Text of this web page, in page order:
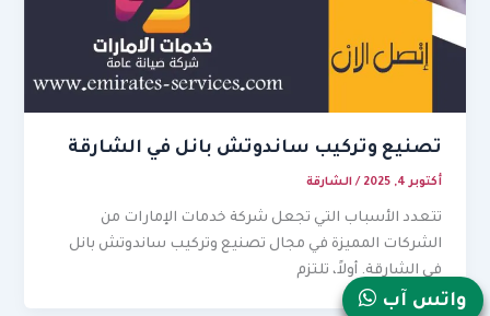
تصنيع وتركيب ساندوتش بانل في الشارقة
أكتوبر 4, 2025 /الشارقة
تتعدد الأسباب التي تجعل شركة خدمات الإمارات من
الشركات المميزة في مجال تصنيع وتركيب ساندوتش بانل
في الشارقة. أولاً، تلتزم
واتس آب